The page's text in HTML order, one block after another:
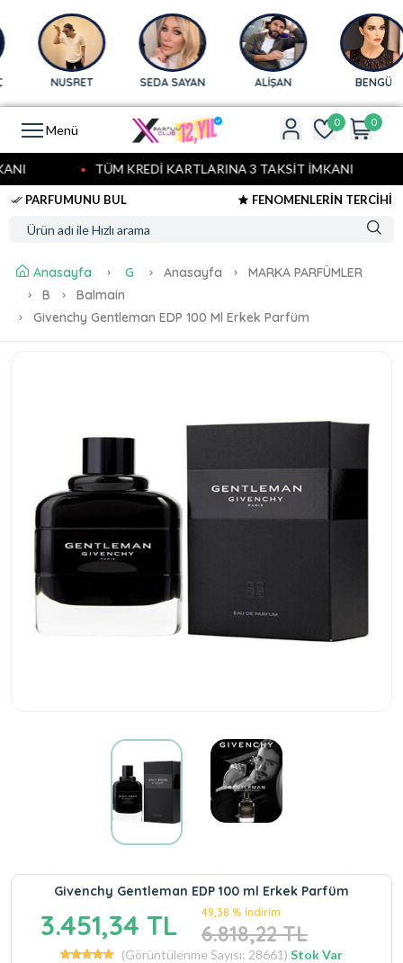
NUSRET SEDA SAYAN ALİŞAN BENGÜ
Menü 0 0
TÜM KREDİ KARTLARINA 3 TAKSİT İMKANI
PARFUMUNU BUL FENOMENLERİN TERCİHİ
Anasayfa G Anasayfa
MARKA PARFÜMLER
B
Balmain
Givenchy Gentleman EDP 100 Ml Erkek Parfüm
Givenchy Gentleman EDP 100 ml Erkek Parfüm
3.451,34 TL 49,38 % İndirim
6.818,22 TL
(Görüntülenme Sayısı: 28661) Stok Var